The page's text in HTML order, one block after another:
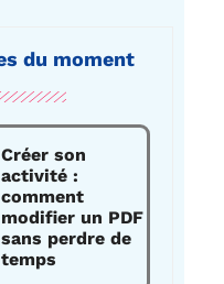
du moment
Créer son
activité :
comment
modifier un PDF
sans perdre de
temps